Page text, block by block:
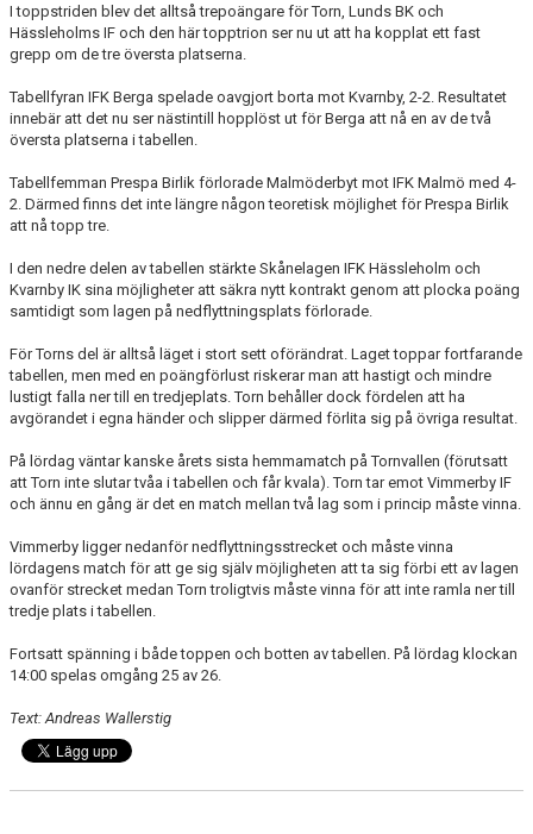
I toppstriden blev det alltså trepoängare för Torn, Lunds BK och
Hässleholms IF och den här topptrion ser nu ut att ha kopplat ett fast
grepp om de tre översta platserna.
Tabellfyran IFK Berga spelade oavgjort borta mot Kvarnby, 2-2. Resultatet
innebär att det nu ser nästintill hopplöst ut för Berga att nå en av de två
översta platserna i tabellen.
Tabellfemman Prespa Birlik förlorade Malmöderbyt mot IFK Malmö med 4-
2. Därmed finns det inte längre någon teoretisk möjlighet för Prespa Birlik
att nå topp tre.
I den nedre delen av tabellen stärkte Skånelagen IFK Hässleholm och
Kvarnby IK sina möjligheter att säkra nytt kontrakt genom att plocka poäng
samtidigt som lagen på nedflyttningsplats förlorade.
För Torns del är alltså läget i stort sett oförändrat. Laget toppar fortfarande
tabellen, men med en poängförlust riskerar man att hastigt och mindre
lustigt falla ner till en tredjeplats. Torn behåller dock fördelen att ha
avgörandet i egna händer och slipper därmed förlita sig på övriga resultat.
På lördag väntar kanske årets sista hemmamatch på Tornvallen (förutsatt
att Torn inte slutar tvåa i tabellen och får kvala). Torn tar emot Vimmerby IF
och ännu en gång är det en match mellan två lag som i princip måste vinna.
Vimmerby ligger nedanför nedflyttningsstrecket och måste vinna
lördagens match för att ge sig själv möjligheten att ta sig förbi ett av lagen
ovanför strecket medan Torn troligtvis måste vinna för att inte ramla ner till
tredje plats i tabellen.
Fortsatt spänning i både toppen och botten av tabellen. På lördag klockan
14:00 spelas omgång 25 av 26.
Text: Andreas Wallerstig